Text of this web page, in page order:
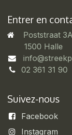
Entrer en
Poststraat 3A
​1500 Halle
02 361 31 90
Suivez-nous
Facebook
Instagram